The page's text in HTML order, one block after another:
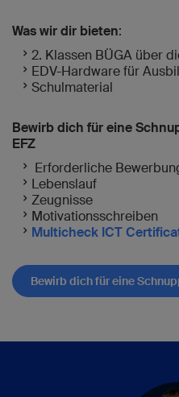
Was wir dir bieten:
2. Klassen BÜGA über
EDV-Hardware für
Schulmaterial
Bewirb dich für eine
EFZ
Erforderliche
Lebenslauf
Zeugnisse
Motivationsschreiben
Multicheck ICT